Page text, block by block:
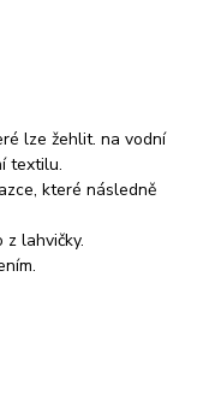
lze žehlit. na vodní
textilu.
které následně
lahvičky.